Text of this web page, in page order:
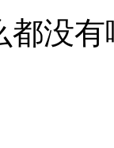
都没有